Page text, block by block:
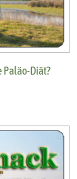
Paläo-Diät?